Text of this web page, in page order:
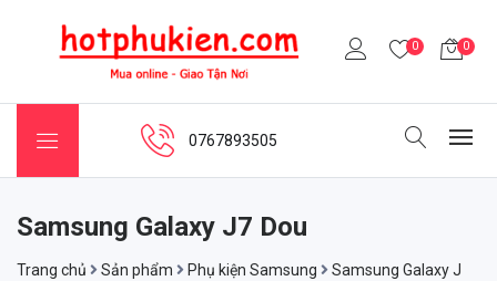
0 0
0767893505
Samsung Galaxy J7 Dou
Trang chủ Sản phẩm Phụ kiện Samsung
Samsung Galaxy J